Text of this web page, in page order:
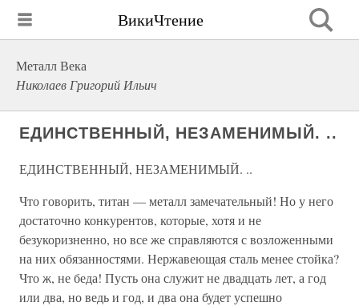
ВикиЧтение
Металл Века
Николаев Григорий Ильич
ЕДИНСТВЕННЫЙ, НЕЗАМЕНИМЫЙ. ..
ЕДИНСТВЕННЫЙ, НЕЗАМЕНИМЫЙ. ..
Что говорить, титан — металл замечательный! Но у него
достаточно конкурентов, которые, хотя и не
безукоризненно, но все же справляются с возложенными
на них обязанностями. Нержавеющая сталь менее стойка?
Что ж, не беда! Пусть она служит не двадцать лет, а год
или два, но ведь и год, и два она будет успешно